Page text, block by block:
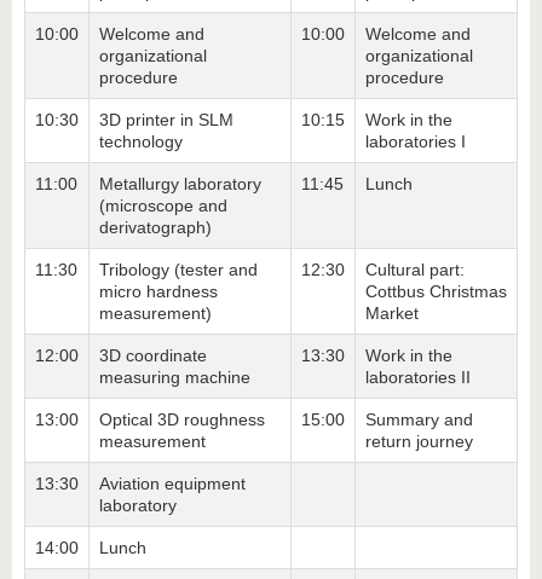
10:00
Welcome and
organizational
procedure
10:00
Welcome and
organizational
procedure
10:30
3D printer in SLM
technology
10:15
Work in the
laboratories I
11:00
Metallurgy laboratory
(microscope and
derivatograph)
11:45 Lunch
11:30
Tribology (tester and
micro hardness
measurement)
12:30
Cultural part:
Cottbus Christmas
Market
12:00
3D coordinate
measuring machine
13:30
Work in the
laboratories II
13:00
Optical 3D roughness
measurement
15:00
Summary and
return journey
13:30
Aviation equipment
laboratory
14:00 Lunch